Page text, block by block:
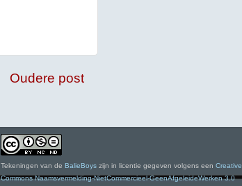
Oudere post
Tekeningen van de BalieBoys zijn in licentie gegeven volgens een Creative
Commons Naamsvermelding-NietCommercieel-GeenAfgeleideWerken 3.0